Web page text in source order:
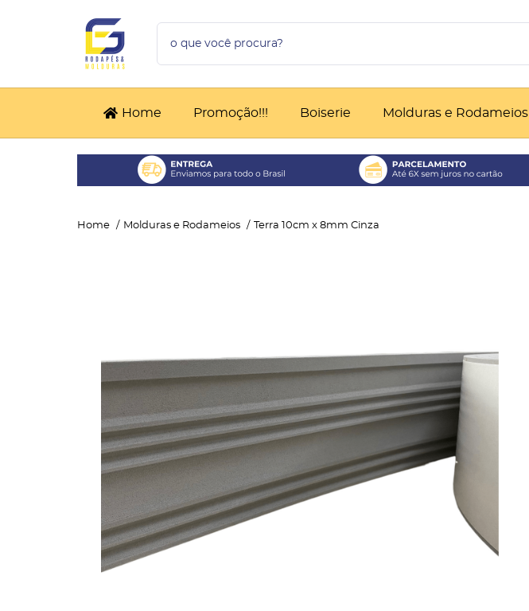
Home Promoção!!! Boiserie Molduras e Rodameios
Home Molduras e Rodameios Terra 10cm x 8mm Cinza